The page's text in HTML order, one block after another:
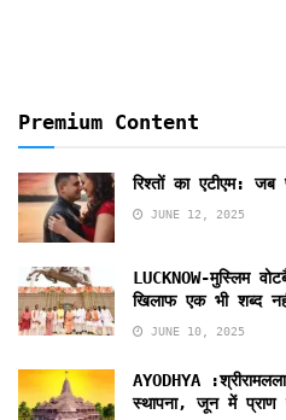
Premium Content
रिश्तों का एटीएम:
JUNE 12, 2025
LUCKNOW-मुस्लिम
खिलाफ एक भी शब्द
JUNE 10, 2025
AYODHYA
स्थापना, जून में प्राण